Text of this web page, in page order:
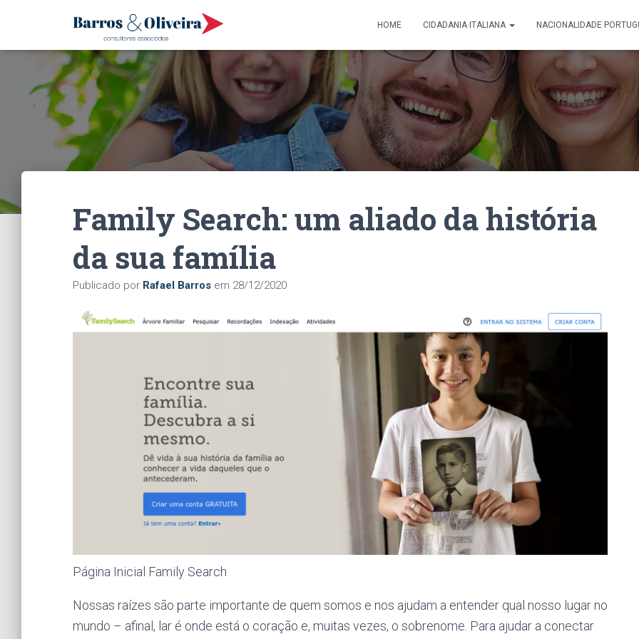
HOME CIDADANIA ITALIANA NACIONALIDADE
Family Search: um aliado da história
da sua família
Publicado por Rafael Barros em 28/12/2020
Página Inicial Family Search
Nossas raízes são parte importante de quem somos e nos ajudam a entender qual nosso lugar no
mundo – afinal, lar é onde está o coração e, muitas vezes, o sobrenome. Para ajudar a conectar